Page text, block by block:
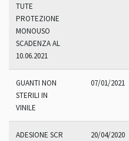
TUTE
PROTEZIONE
MONOUSO
SCADENZA AL
10.06.2021
GUANTI NON
STERILI IN
VINILE
07/01/2021
ADESIONE SCR
20/04/2020